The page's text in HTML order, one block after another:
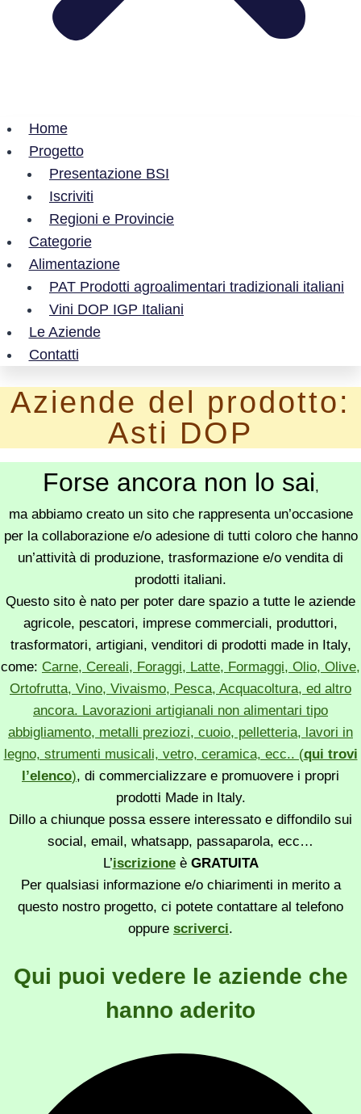
Home
Progetto
Presentazione BSI
Iscriviti
Regioni e Provincie
Categorie
Alimentazione
PAT Prodotti agroalimentari tradizionali italiani
Vini DOP IGP Italiani
Le Aziende
Contatti
Aziende del prodotto:
Asti DOP
Forse ancora non lo sai,
ma abbiamo creato un sito che rappresenta un’occasione
per la collaborazione e/o adesione di tutti coloro che hanno
un’attività di produzione, trasformazione e/o vendita di
prodotti italiani.
Questo sito è nato per poter dare spazio a tutte le aziende
agricole, pescatori, imprese commerciali, produttori,
trasformatori, artigiani, venditori di prodotti made in Italy,
come: Carne, Cereali, Foraggi, Latte, Formaggi, Olio, Olive,
Ortofrutta, Vino, Vivaismo, Pesca, Acquacoltura, ed altro
ancora. Lavorazioni artigianali non alimentari tipo
abbigliamento, metalli preziozi, cuoio, pelletteria, lavori in
legno, strumenti musicali, vetro, ceramica, ecc.. (qui trovi
l’elenco), di commercializzare e promuovere i propri
prodotti Made in Italy.
Dillo a chiunque possa essere interessato e diffondilo sui
social, email, whatsapp, passaparola, ecc…
L’iscrizioneè GRATUITA
Per qualsiasi informazione e/o chiarimenti in merito a
questo nostro progetto, ci potete contattare al telefono
oppure scriverci.
Qui puoi vedere le aziende che
hanno aderito